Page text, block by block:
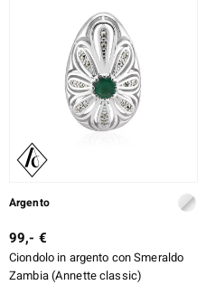
Argento
99,- €
Ciondolo in argento con Smeraldo
Zambia (Annette classic)